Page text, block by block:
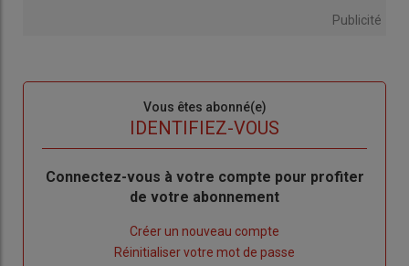
Publicité
Vous êtes abonné(e)
IDENTIFIEZ-VOUS
Body
Connectez-vous à votre compte pour profiter
de votre abonnement
Créer un nouveau compte
Réinitialiser votre mot de passe